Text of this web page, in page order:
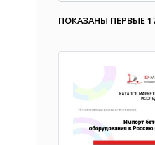
ПОКАЗАНЫ ПЕРВЫЕ